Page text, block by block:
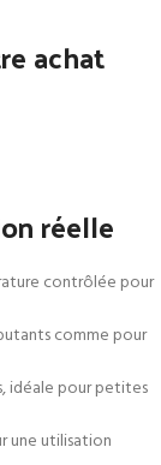
achat
réelle
contrôlée pour
comme pour
idéale pour petites
une utilisation